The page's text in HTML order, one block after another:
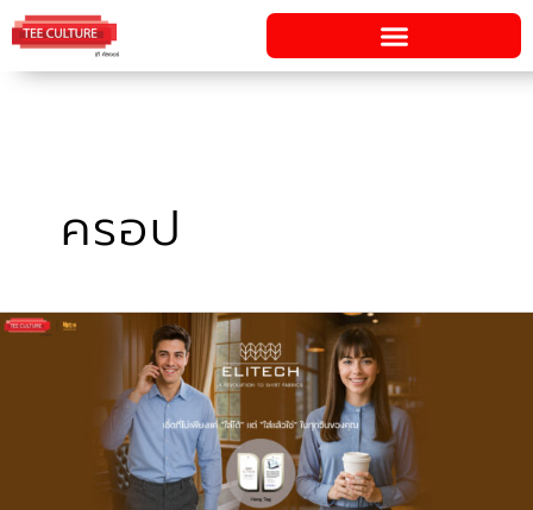
Skip
to
content
ครอป
Elitech